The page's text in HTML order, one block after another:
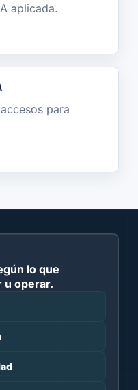
aplicada.
para
lo que
u operar.